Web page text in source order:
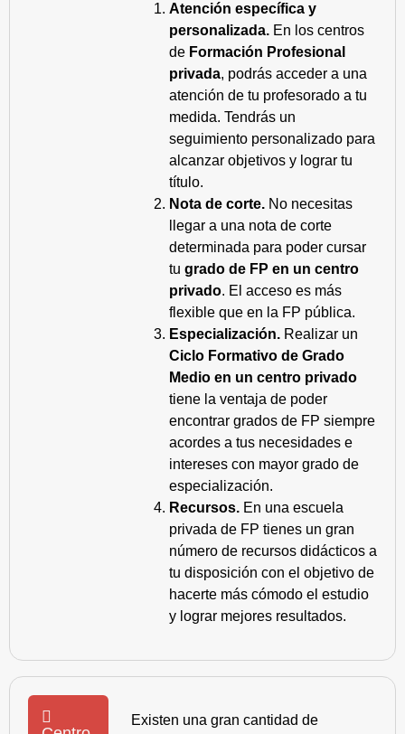
Atención específica y
personalizada. En los centros
de Formación Profesional
privada, podrás acceder a una
atención de tu profesorado a tu
medida. Tendrás un
seguimiento personalizado para
alcanzar objetivos y lograr tu
título.
Nota de corte. No necesitas
llegar a una nota de corte
determinada para poder cursar
tu grado de FP en un centro
privado. El acceso es más
flexible que en la FP pública.
Especialización. Realizar un
Ciclo Formativo de Grado
Medio en un centro privado
tiene la ventaja de poder
encontrar grados de FP siempre
acordes a tus necesidades e
intereses con mayor grado de
especialización.
Recursos. En una escuela
privada de FP tienes un gran
número de recursos didácticos a
tu disposición con el objetivo de
hacerte más cómodo el estudio
y lograr mejores resultados.
Existen una gran cantidad de